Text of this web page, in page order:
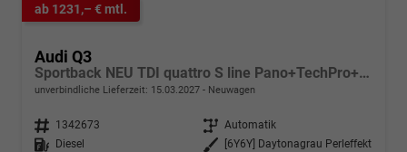
ab 1231,– € mtl.
Audi Q3
Sportback NEU TDI quattro S line Pano+TechPro+Matrix+AHK+HUD+Alu20+KlimaPlus+DCC+SONOS
unverbindliche Lieferzeit: 15.03.2027 Neuwagen
Fahrzeugnr. 1342673 Getriebe Automatik
Kraftstoff
Diesel Außenfarbe
[6Y6Y] Daytonagrau Perleffekt